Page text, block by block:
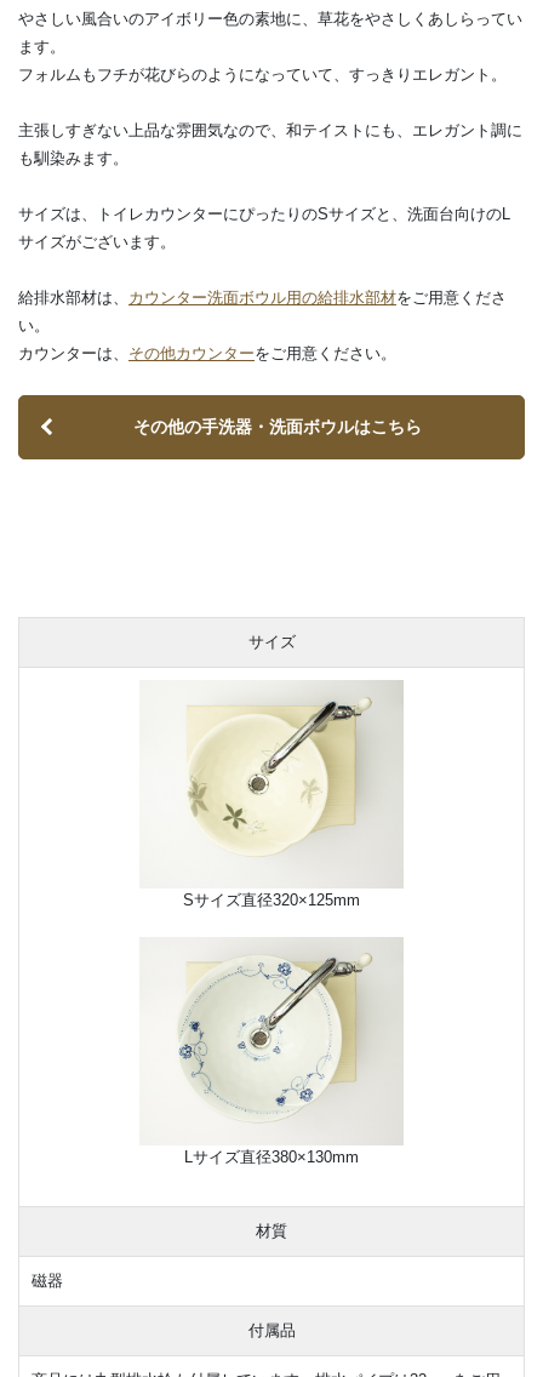
やさしい風合いのアイボリー色の素地に、草花をやさしくあしらってい
ます。
フォルムもフチが花びらのようになっていて、すっきりエレガント。
主張しすぎない上品な雰囲気なので、和テイストにも、エレガント調に
も馴染みます。
サイズは、トイレカウンターにぴったりのSサイズと、洗面台向けのL
サイズがございます。
給排水部材は、 カウンター洗面ボウル用の給排水部材をご用意くださ
い。
カウンターは、 その他カウンターをご用意ください。
その他の手洗器・洗面ボウルはこちら
サイズ
Sサイズ直径320×125mm
Lサイズ直径380×130mm
材質
磁器
付属品